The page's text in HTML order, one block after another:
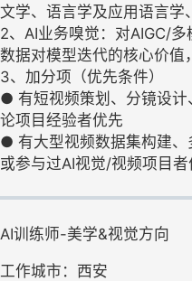
文学、语言学及应用语言学
2、AI业务嗅觉：对AIGC/
数据对模型迭代的核心价值
3、加分项（优先条件）
● 有短视频策划、分镜设
论项目经验者优先
● 有大型视频数据集构建、
或参与过AI视觉/视频项目者
AI训练师-美学&视觉方向
工作城市：西安